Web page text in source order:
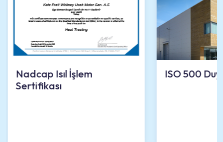
Nadcap Isıl İşlem
Sertifikası
ISO 500